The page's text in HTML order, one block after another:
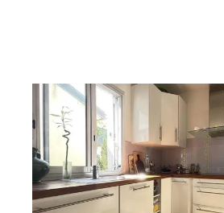
FONTENAY SOUS BOIS 94
69,84 m
2, 3 pièces
Ref : 7065
Maison à vendre
464 000 €